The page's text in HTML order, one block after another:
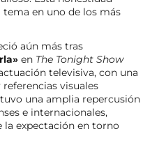
en uno de los más
aún más tras
en The Tonight Show
televisiva, con una
visuales
una amplia repercusión
e internacionales,
expectación en torno